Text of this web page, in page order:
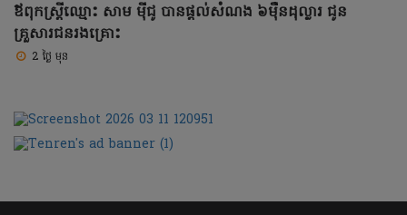
ឪពុកស្រ្តីឈ្មោះ សាម ម៉ីជូ បានផ្តល់សំណង ៦ម៉ឺនដុល្លារ ជូន
គ្រួសារជនរងគ្រោះ
2 ថ្ងៃ មុន